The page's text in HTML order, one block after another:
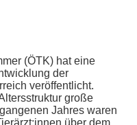
(ÖTK) hat eine
der
veröffentlicht.
große
Jahres waren
über dem